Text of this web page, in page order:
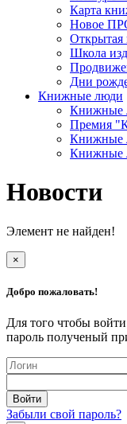
Карта
Новое
Открытая
Школа
Дни
Книжные люди
Книжные
Премия
Книжные
Книжные
Новости
Элемент не найден!
×
Добро пожаловать!
Для того чтобы
пароль полученый
Забыли свой пароль?